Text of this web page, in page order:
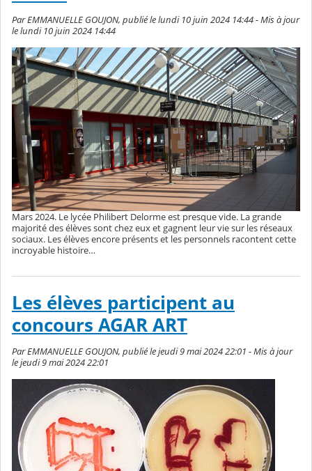
Par EMMANUELLE GOUJON, publié le lundi 10 juin 2024 14:44 - Mis à jour
le lundi 10 juin 2024 14:44
Mars 2024. Le lycée Philibert Delorme est presque vide. La grande
majorité des élèves sont chez eux et gagnent leur vie sur les réseaux
sociaux. Les élèves encore présents et les personnels racontent cette
incroyable histoire…
Les élèves participent au
concours AGAR ART
Par EMMANUELLE GOUJON, publié le jeudi 9 mai 2024 22:01 - Mis à jour
le jeudi 9 mai 2024 22:01